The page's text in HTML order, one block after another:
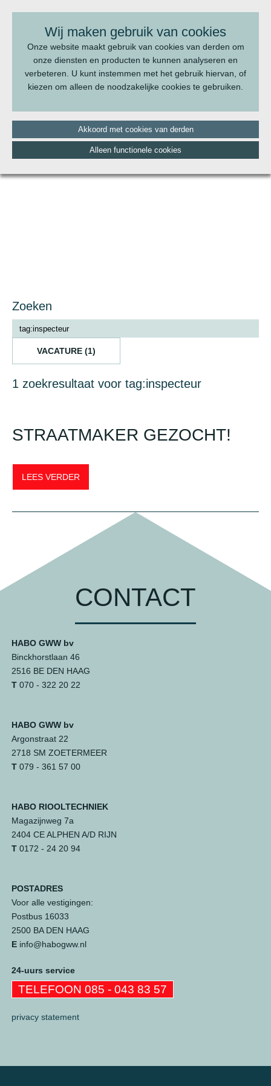
Wij maken gebruik van cookies
Onze website maakt gebruik van cookies van derden om
onze diensten en producten te kunnen analyseren en
verbeteren. U kunt instemmen met het gebruik hiervan, of
kiezen om alleen de noodzakelijke cookies te gebruiken.
Akkoord met cookies van derden
Alleen functionele cookies
BEL ONS:070 - 322 20 22
Zoeken
VACATURE (1)
1 zoekresultaat voor tag:inspecteur
STRAATMAKER GEZOCHT!
LEES VERDER
CONTACT
HABO GWW bv
Binckhorstlaan 46
2516 BE DEN HAAG
T070 - 322 20 22
HABO GWW bv
Argonstraat 22
2718 SM ZOETERMEER
T079 - 361 57 00
HABO RIOOLTECHNIEK
Magazijnweg 7a
2404 CE ALPHEN A/D RIJN
T0172 - 24 20 94
POSTADRES
Voor alle vestigingen:
Postbus 16033
2500 BA DEN HAAG
Einfo@habogww.nl
24-uurs service
TELEFOON 085 - 043 83 57
privacy statement